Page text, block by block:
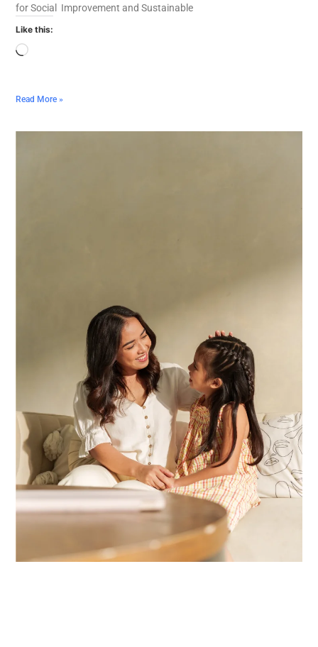
for Social Improvement and Sustainable
Like this:
Read More »